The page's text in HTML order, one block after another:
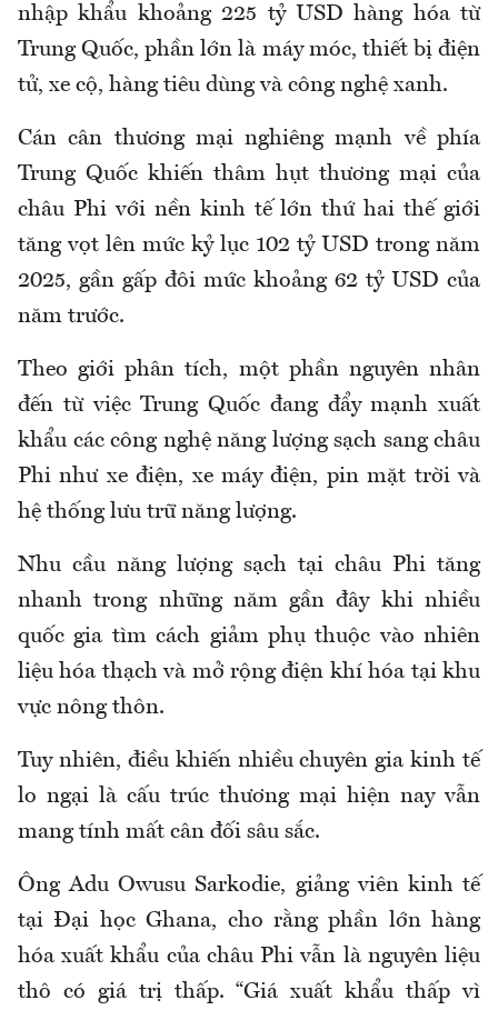
nhập khẩu khoảng 225 tỷ USD hàng hóa từ
Trung Quốc, phần lớn là máy móc, thiết bị điện
tử, xe cộ, hàng tiêu dùng và công nghệ xanh.
Cán cân thương mại nghiêng mạnh về phía
Trung Quốc khiến thâm hụt thương mại của
châu Phi với nền kinh tế lớn thứ hai thế giới
tăng vọt lên mức kỷ lục 102 tỷ USD trong năm
2025, gần gấp đôi mức khoảng 62 tỷ USD của
năm trước.
Theo giới phân tích, một phần nguyên nhân
đến từ việc Trung Quốc đang đẩy mạnh xuất
khẩu các công nghệ năng lượng sạch sang châu
Phi như xe điện, xe máy điện, pin mặt trời và
hệ thống lưu trữ năng lượng.
Nhu cầu năng lượng sạch tại châu Phi tăng
nhanh trong những năm gần đây khi nhiều
quốc gia tìm cách giảm phụ thuộc vào nhiên
liệu hóa thạch và mở rộng điện khí hóa tại khu
vực nông thôn.
Tuy nhiên, điều khiến nhiều chuyên gia kinh tế
lo ngại là cấu trúc thương mại hiện nay vẫn
mang tính mất cân đối sâu sắc.
Ông Adu Owusu Sarkodie, giảng viên kinh tế
tại Đại học Ghana, cho rằng phần lớn hàng
hóa xuất khẩu của châu Phi vẫn là nguyên liệu
thô có giá trị thấp. “Giá xuất khẩu thấp vì